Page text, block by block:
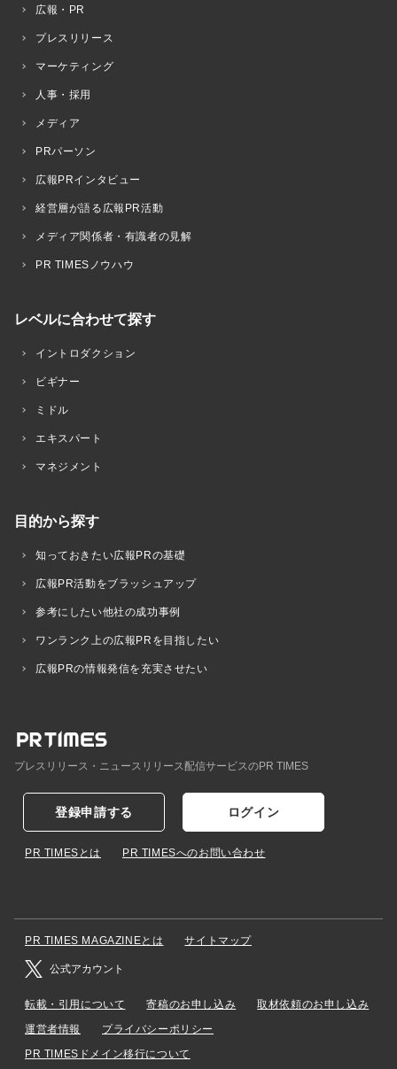
広報・PR
プレスリリース
マーケティング
人事・採用
メディア
PRパーソン
広報PRインタビュー
経営層が語る広報PR活動
メディア関係者・有識者の見解
PR TIMESノウハウ
レベルに合わせて探す
イントロダクション
ビギナー
ミドル
エキスパート
マネジメント
目的から探す
知っておきたい広報PRの基礎
広報PR活動をブラッシュアップ
参考にしたい他社の成功事例
ワンランク上の広報PRを目指したい
広報PRの情報発信を充実させたい
プレスリリース・ニュースリリース配信サービスのPR TIMES
登録申請する ログイン
PR TIMESとは PR TIMESへのお問い合わせ
PR TIMES MAGAZINEとは サイトマップ
公式アカウント
転載・引用について 寄稿のお申し込み
取材依頼のお申し込み
運営者情報
プライバシーポリシー
PR TIMESドメイン移行について